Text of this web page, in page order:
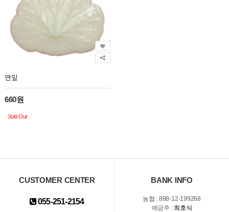
연잎
660원
Sold Out
CUSTOMER CENTER
055-251-2154
BANK INFO
농협 : 888-12-199268
예금주 : 최호식